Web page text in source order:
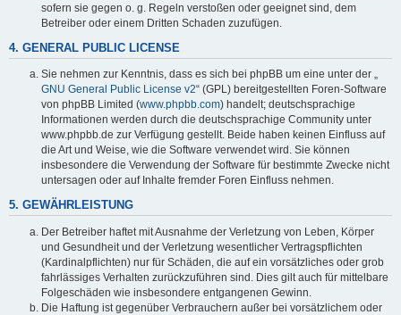
sofern sie gegen o. g. Regeln verstoßen oder geeignet sind, dem
Betreiber oder einem Dritten Schaden zuzufügen.
4. GENERAL PUBLIC LICENSE
Sie nehmen zur Kenntnis, dass es sich bei phpBB um eine unter der „
GNU General Public License v2“ (GPL) bereitgestellten Foren-Software
von phpBB Limited (www.phpbb.com) handelt; deutschsprachige
Informationen werden durch die deutschsprachige Community unter
www.phpbb.de zur Verfügung gestellt. Beide haben keinen Einfluss auf
die Art und Weise, wie die Software verwendet wird. Sie können
insbesondere die Verwendung der Software für bestimmte Zwecke nicht
untersagen oder auf Inhalte fremder Foren Einfluss nehmen.
5. GEWÄHRLEISTUNG
Der Betreiber haftet mit Ausnahme der Verletzung von Leben, Körper
und Gesundheit und der Verletzung wesentlicher Vertragspflichten
(Kardinalpflichten) nur für Schäden, die auf ein vorsätzliches oder grob
fahrlässiges Verhalten zurückzuführen sind. Dies gilt auch für mittelbare
Folgeschäden wie insbesondere entgangenen Gewinn.
Die Haftung ist gegenüber Verbrauchern außer bei vorsätzlichem oder